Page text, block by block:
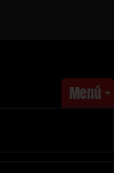
Menú